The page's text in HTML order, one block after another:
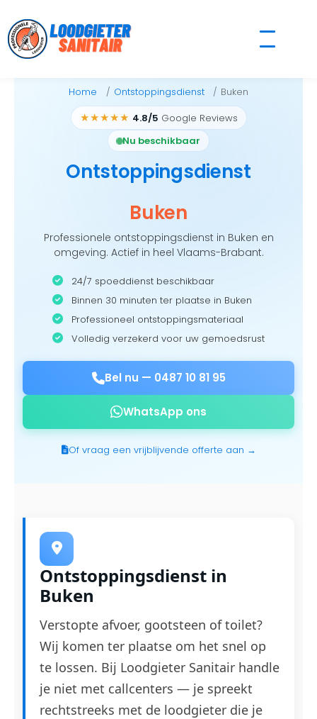
to
content
Home Ontstoppingsdienst Buken
★★★★★ 4.8/5 Google Reviews
Nu beschikbaar
Ontstoppingsdienst
Buken
Professionele ontstoppingsdienst in Buken en
omgeving. Actief in heel Vlaams-Brabant.
24/7 spoeddienst beschikbaar
Binnen 30 minuten ter plaatse in Buken
Professioneel ontstoppingsmateriaal
Volledig verzekerd voor uw gemoedsrust
Bel nu — 0487 10 81 95
WhatsApp ons
Of vraag een vrijblijvende offerte aan →
Ontstoppingsdienst in
Buken
Verstopte afvoer, gootsteen of toilet?
Wij komen ter plaatse om het snel op
te lossen. Bij Loodgieter Sanitair handle
je niet met callcenters — je spreekt
rechtstreeks met de loodgieter die je